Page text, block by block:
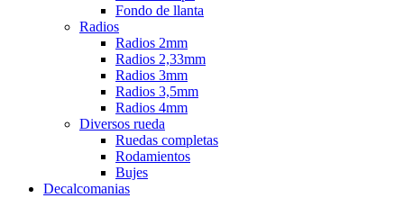
Fondo de llanta
Radios
Radios 2mm
Radios 2,33mm
Radios 3mm
Radios 3,5mm
Radios 4mm
Diversos rueda
Ruedas completas
Rodamientos
Bujes
Decalcomanias